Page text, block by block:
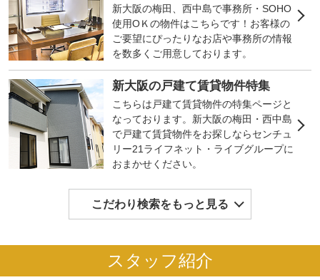
新大阪の梅田、西中島で事務所・SOHO
使用OＫの物件はこちらです！お客様の
ご要望にぴったりなお店や事務所の情報
を数多くご用意しております。
新大阪の戸建て賃貸物件特集
こちらは戸建て賃貸物件の特集ページと
なっております。新大阪の梅田・西中島
で戸建て賃貸物件をお探しならセンチュ
リー21ライフネット・ライブグループに
おまかせください。
こだわり検索をもっと見る
スタッフ紹介